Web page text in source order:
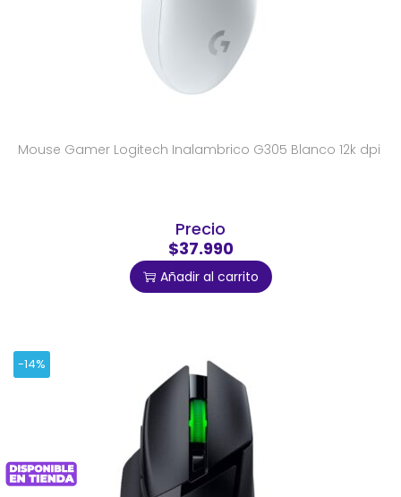
Mouse Gamer Logitech Inalambrico G305 Blanco 12k dpi
Precio
$37.990
Añadir al carrito
-14%